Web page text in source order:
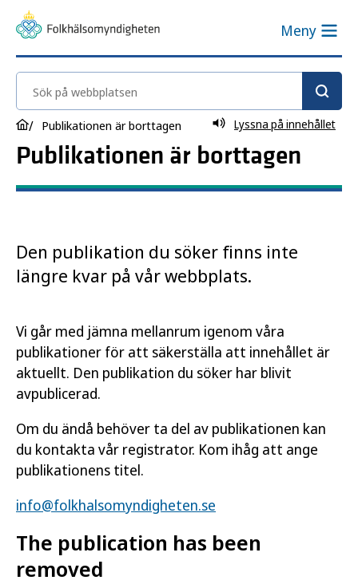
Meny
Sök på webbplatsen
Publikationen är borttagen Lyssna på innehållet
Publikationen är borttagen
Den publikation du söker finns inte
längre kvar på vår webbplats.
Vi går med jämna mellanrum igenom våra
publikationer för att säkerställa att innehållet är
aktuellt. Den publikation du söker har blivit
avpublicerad.
Om du ändå behöver ta del av publikationen kan
du kontakta vår registrator. Kom ihåg att ange
publikationens titel.
info@folkhalsomyndigheten.se
The publication has been
removed